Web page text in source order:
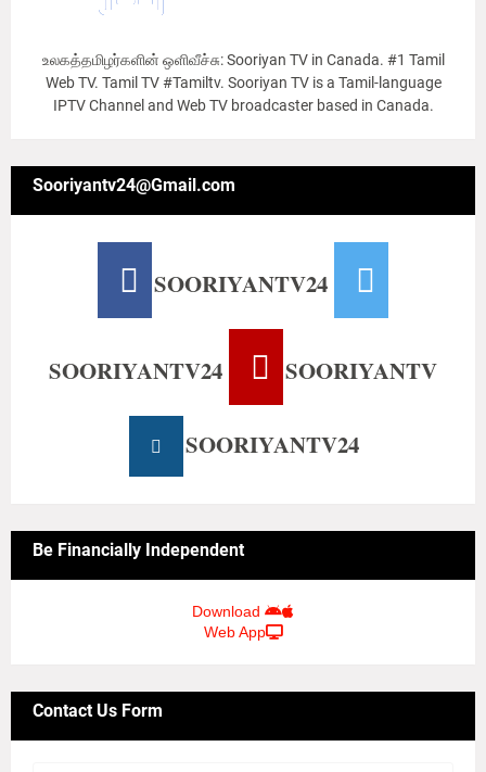
உலகத்தமிழர்களின் ஒளிவீச்சு: Sooriyan TV in Canada. #1 Tamil
Web TV. Tamil TV #Tamiltv. Sooriyan TV is a Tamil-language
IPTV Channel and Web TV broadcaster based in Canada.
Sooriyantv24@Gmail.com
SOORIYANTV24
SOORIYANTV24 SOORIYANTV
SOORIYANTV24
Be Financially Independent
Download
Web App
Contact Us Form